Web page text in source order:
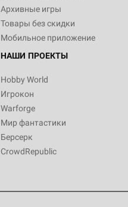
Архивные игры
Товары без скидки
Мобильное приложение
НАШИ ПРОЕКТЫ
Hobby World
Игрокон
Warforge
Мир фантастики
Берсерк
CrowdRepublic